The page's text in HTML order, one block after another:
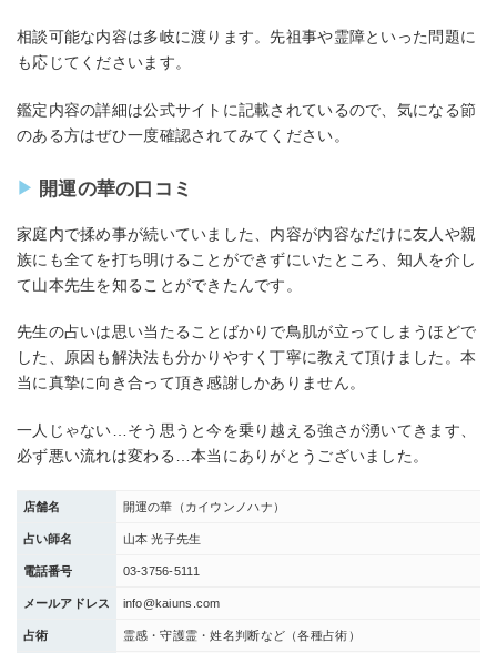
相談可能な内容は多岐に渡ります。先祖事や霊障といった問題に
も応じてくださいます。
鑑定内容の詳細は公式サイトに記載されているので、気になる節
のある方はぜひ一度確認されてみてください。
開運の華の口コミ
家庭内で揉め事が続いていました、内容が内容なだけに友人や親
族にも全てを打ち明けることができずにいたところ、知人を介し
て山本先生を知ることができたんです。
先生の占いは思い当たることばかりで鳥肌が立ってしまうほどで
した、原因も解決法も分かりやすく丁寧に教えて頂けました。本
当に真摯に向き合って頂き感謝しかありません。
一人じゃない…そう思うと今を乗り越える強さが湧いてきます、
必ず悪い流れは変わる…本当にありがとうございました。
店舗名 開運の華（カイウンノハナ）
占い師名 山本 光子先生
電話番号 03-3756-5111
メールアドレス info@kaiuns.com
占術 霊感・守護霊・姓名判断など（各種占術）